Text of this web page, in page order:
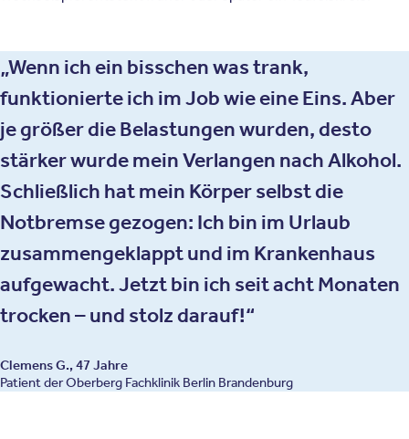
Wenn ich ein bisschen was trank,
funktionierte ich im Job wie eine Eins. Aber
je größer die Belastungen wurden, desto
stärker wurde mein Verlangen nach Alkohol.
Schließlich hat mein Körper selbst die
Notbremse gezogen: Ich bin im Urlaub
zusammengeklappt und im Krankenhaus
aufgewacht. Jetzt bin ich seit acht Monaten
trocken – und stolz darauf!
Clemens G., 47 Jahre
Patient der Oberberg Fachklinik Berlin Brandenburg